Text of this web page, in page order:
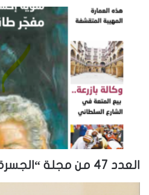
العدد 47 من مجلة “الجسرة الثقافية”